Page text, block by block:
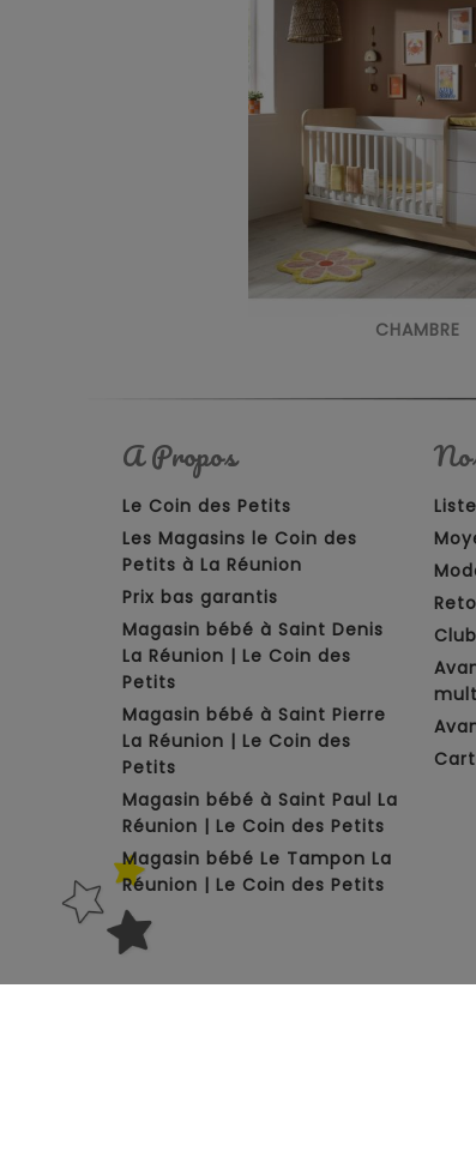
CHAMBRE
A Propos
Le Coin des Petits
Les Magasins le Coin des
Petits à La Réunion
Prix bas garantis
Magasin bébé à Saint Denis
La Réunion | Le Coin des
Petits
Magasin bébé à Saint Pierre
La Réunion | Le Coin des
Petits
Magasin bébé à Saint Paul La
Réunion | Le Coin des Petits
Magasin bébé Le Tampon La
Réunion | Le Coin des Petits